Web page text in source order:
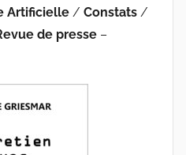
Artificielle / Constats /
de presse –